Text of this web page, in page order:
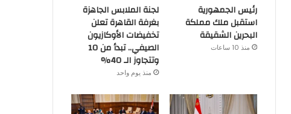
رئيس الجمهورية
استقبل ملك مملكة
البحرين الشقيقة
منذ 10 ساعات
لجنة الملابس الجاهزة
بغرفة القاهرة تعلن
تخفيضات الأوكازيون
الصيفي.. تبدأ من 10
وتتجاوز الـ 40%
منذ يوم واحد